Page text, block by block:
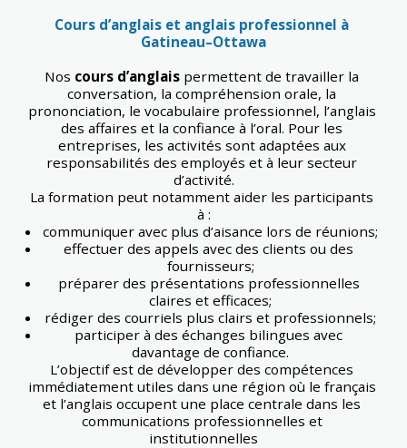
Cours d’anglais et anglais professionnel à
Gatineau–Ottawa
Nos cours d’anglais permettent de travailler la
conversation, la compréhension orale, la
prononciation, le vocabulaire professionnel, l’anglais
des affaires et la confiance à l’oral. Pour les
entreprises, les activités sont adaptées aux
responsabilités des employés et à leur secteur
d’activité.
La formation peut notamment aider les participants
à :
communiquer avec plus d’aisance lors de réunions;
effectuer des appels avec des clients ou des
fournisseurs;
préparer des présentations professionnelles
claires et efficaces;
rédiger des courriels plus clairs et professionnels;
participer à des échanges bilingues avec
davantage de confiance.
L’objectif est de développer des compétences
immédiatement utiles dans une région où le français
et l’anglais occupent une place centrale dans les
communications professionnelles et
institutionnelles